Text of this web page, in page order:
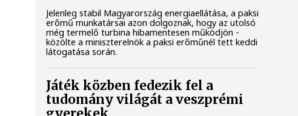
Jelenleg stabil Magyarország energiaellátása, a paksi
erőmű munkatársai azon dolgoznak, hogy az utolsó
még termelő turbina hibamentesen működjön -
közölte a miniszterelnök a paksi erőműnél tett keddi
látogatása során.
Játék közben fedezik fel a
tudomány világát a veszprémi